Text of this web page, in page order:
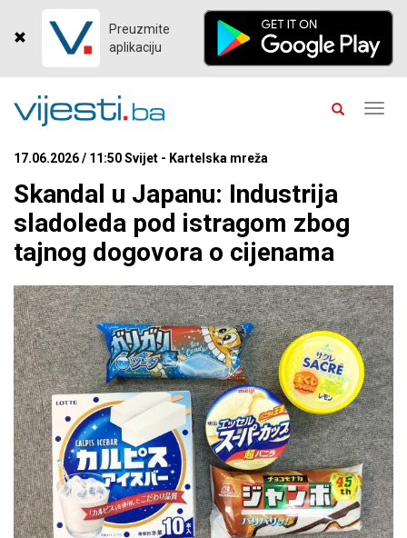
Preuzmite
aplikaciju
17.06.2026 / 11:50 Svijet - Kartelska mreža
Skandal u Japanu: Industrija
sladoleda pod istragom zbog
tajnog dogovora o cijenama